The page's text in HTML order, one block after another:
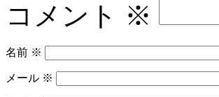
コメント ※
名前 ※
メール ※